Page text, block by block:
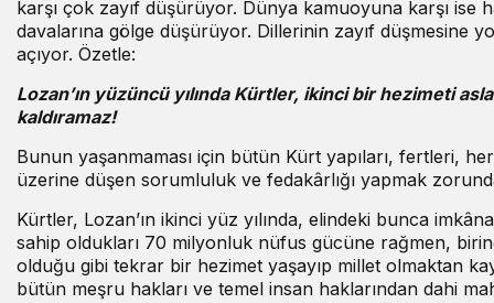
karşı çok zayıf düşürüyor. Dünya kamuoyuna karşı ise
davalarına gölge düşürüyor. Dillerinin zayıf düşmesine
açıyor. Özetle:
Lozan’ın yüzüncü yılında Kürtler, ikinci bir hezimeti asla
kaldıramaz!
Bunun yaşanmaması için bütün Kürt yapıları, fertleri,
üzerine düşen sorumluluk ve fedakârlığı yapmak
Kürtler, Lozan’ın ikinci yüz yılında, elindeki bunca
sahip oldukları 70 milyonluk nüfus gücüne rağmen,
olduğu gibi tekrar bir hezimet yaşayıp millet olmaktan
bütün meşru hakları ve temel insan haklarından dahi